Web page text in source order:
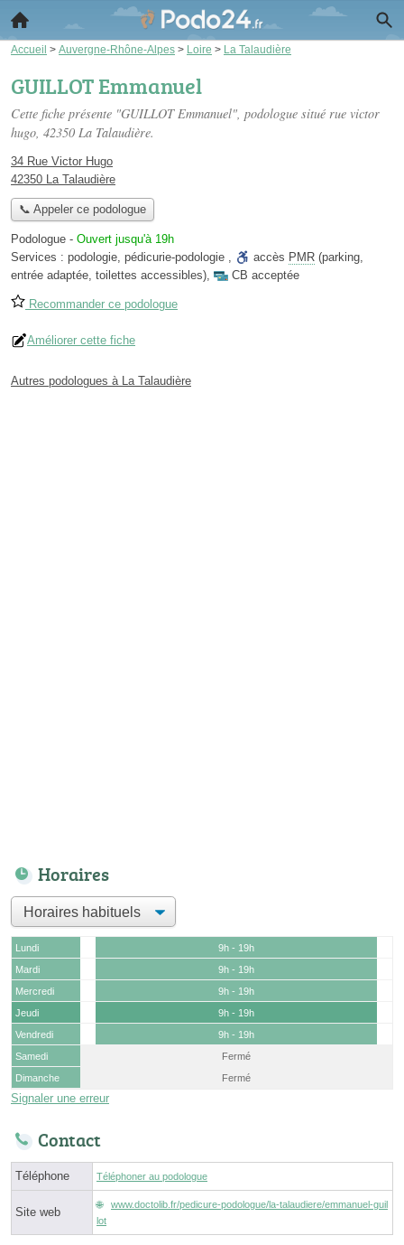
Accueil > Auvergne-Rhône-Alpes > Loire > La Talaudière
GUILLOT Emmanuel
Cette fiche présente "GUILLOT Emmanuel", podologue situé rue victor
hugo, 42350 La Talaudière.
34 Rue Victor Hugo
42350 La Talaudière
📞 Appeler ce podologue
Podologue - Ouvert jusqu'à 19h
Services : podologie, pédicurie-podologie , accès PMR (parking,
entrée adaptée, toilettes accessibles), CB acceptée
Recommander ce podologue
Améliorer cette fiche
Autres podologues à La Talaudière
Horaires
Lundi
9h - 19h
Mardi
9h - 19h
Mercredi
9h - 19h
Jeudi
9h - 19h
Vendredi
9h - 19h
Samedi
Fermé
Dimanche
Fermé
Signaler une erreur
Contact
Téléphone Téléphoner au podologue
Site web
www.doctolib.fr/pedicure-podologue/la-talaudiere/emmanuel-guil
lot